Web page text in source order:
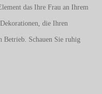
das Ihre Frau an Ihrem
die Ihren
Schauen Sie ruhig